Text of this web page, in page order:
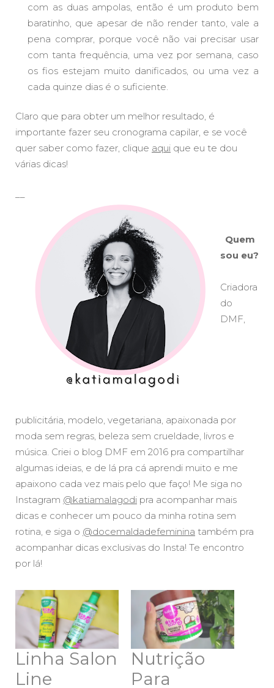
com as duas ampolas, então é um produto bem
baratinho, que apesar de não render tanto, vale a
pena comprar, porque você não vai precisar usar
com tanta frequência, uma vez por semana, caso
os fios estejam muito danificados, ou uma vez a
cada quinze dias é o suficiente.
Claro que para obter um melhor resultado, é
importante fazer seu cronograma capilar, e se você
quer saber como fazer, clique aqui que eu te dou
várias dicas!
Quem
sou eu?
Criadora
do
DMF,
publicitária, modelo, vegetariana, apaixonada por
moda sem regras, beleza sem crueldade, livros e
música. Criei o blog DMF em 2016 pra compartilhar
algumas ideias, e de lá pra cá aprendi muito e me
apaixono cada vez mais pelo que faço! Me siga no
Instagram @katiamalagodi pra acompanhar mais
dicas e conhecer um pouco da minha rotina sem
rotina, e siga o @docemaldadefeminina também pra
acompanhar dicas exclusivas do Insta! Te encontro
por lá!
Linha Salon
Line
Nutrição
Para